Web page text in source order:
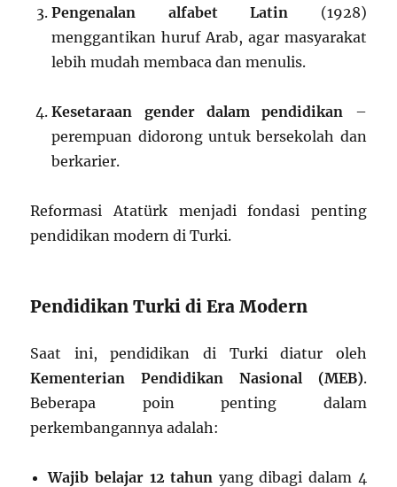
Pengenalan alfabet Latin (1928)
menggantikan huruf Arab, agar masyarakat
lebih mudah membaca dan menulis.
Kesetaraan gender dalam pendidikan –
perempuan didorong untuk bersekolah dan
berkarier.
Reformasi Atatürk menjadi fondasi penting
pendidikan modern di Turki.
Pendidikan Turki di Era Modern
Saat ini, pendidikan di Turki diatur oleh
Kementerian Pendidikan Nasional (MEB).
Beberapa poin penting dalam
perkembangannya adalah:
Wajib belajar 12 tahun yang dibagi dalam 4